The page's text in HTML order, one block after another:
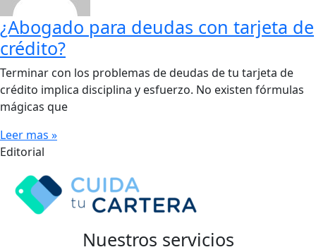
¿Abogado para deudas con tarjeta de
crédito?
Terminar con los problemas de deudas de tu tarjeta de
crédito implica disciplina y esfuerzo. No existen fórmulas
mágicas que
Leer mas »
Editorial
Nuestros servicios